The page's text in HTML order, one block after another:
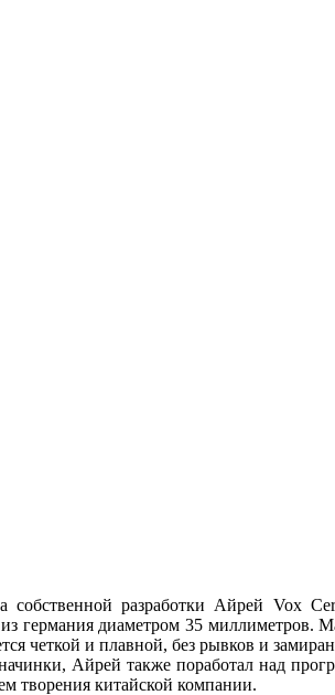
разработки Айрей Vox
германия диаметром 35 миллиметров.
четкой и плавной, без рывков и
Айрей также поработал над
творения китайской компании.